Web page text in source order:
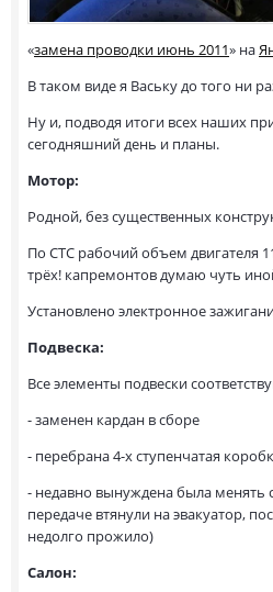
«замена проводки июнь 2011» на
В таком виде я Ваську до того ни
Ну и, подводя итоги всех наших
сегодняшний день и планы.
Мотор:
Родной, без существенных
По СТС рабочий объем двигателя
трёх! капремонтов думаю чуть
Установлено электронное
Подвеска:
Все элементы подвески
- заменен кардан в сборе
- перебрана 4-х ступенчатая
- недавно вынуждена была менять
передаче втянули на эвакуатор,
недолго прожило)
Салон: